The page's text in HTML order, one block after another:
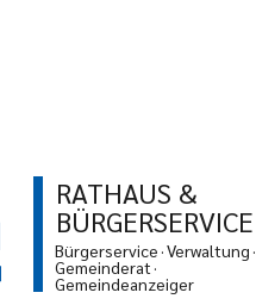
RATHAUS &
BÜRGERSERVICE
Bürgerservice Verwaltung
Gemeinderat
Gemeindeanzeiger